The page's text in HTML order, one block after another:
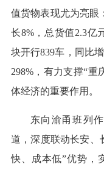
值货物表现尤为亮眼
长8%，总货值2.3亿
块开行839车，同比
298%，有力支撑“重
体经济的重要作用。
东向渝甬班列
道，深度联动长安、
快、成本低”优势，